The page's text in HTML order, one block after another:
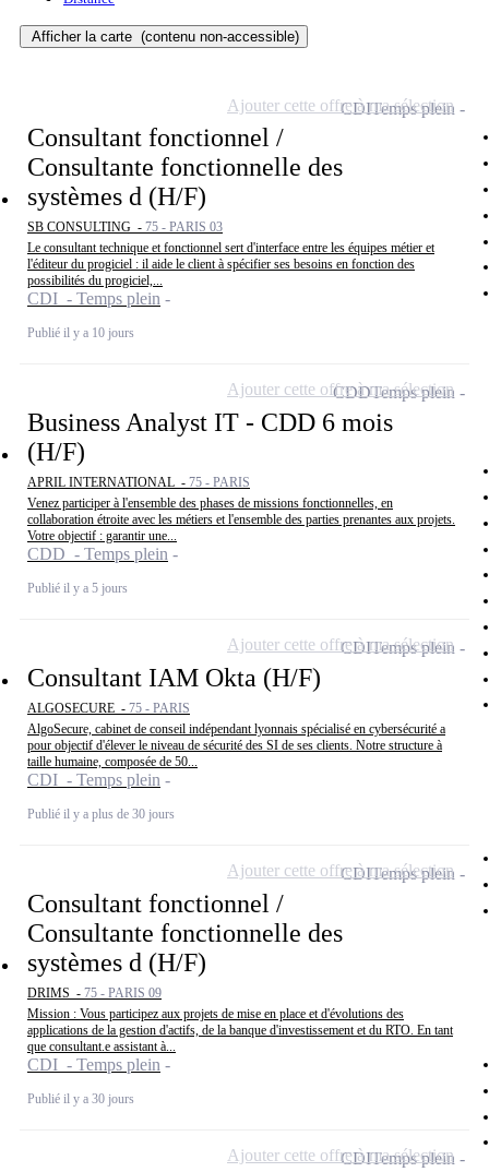
Afficher la carte (contenu non-accessible)
Consultant fonctionnel /
Consultante fonctionnelle des
systèmes d (H/F)
SB CONSULTING - 75 - PARIS 03
Le consultant technique et fonctionnel sert d'interface entre les équipes métier et
l'éditeur du progiciel : il aide le client à spécifier ses besoins en fonction des
possibilités du progiciel,...
CDI - Temps plein
Publié il y a 10 jours
CDITemps plein
Ajouter cette offre à ma sélection
Business Analyst IT - CDD 6 mois
(H/F)
APRIL INTERNATIONAL - 75 - PARIS
Venez participer à l'ensemble des phases de missions fonctionnelles, en
collaboration étroite avec les métiers et l'ensemble des parties prenantes aux projets.
Votre objectif : garantir une...
CDD - Temps plein
Publié il y a 5 jours
CDDTemps plein
Ajouter cette offre à ma sélection
Consultant IAM Okta (H/F)
ALGOSECURE - 75 - PARIS
AlgoSecure, cabinet de conseil indépendant lyonnais spécialisé en cybersécurité a
pour objectif d'élever le niveau de sécurité des SI de ses clients. Notre structure à
taille humaine, composée de 50...
CDI - Temps plein
Publié il y a plus de 30 jours
CDITemps plein
Ajouter cette offre à ma sélection
Consultant fonctionnel /
Consultante fonctionnelle des
systèmes d (H/F)
DRIMS - 75 - PARIS 09
Mission : Vous participez aux projets de mise en place et d'évolutions des
applications de la gestion d'actifs, de la banque d'investissement et du RTO. En tant
que consultant.e assistant à...
CDI - Temps plein
Publié il y a 30 jours
CDITemps plein
Ajouter cette offre à ma sélection
CDITemps plein
Ajouter cette offre à ma sélection